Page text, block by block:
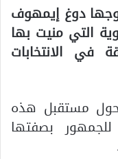
دوغ إيمهوف
التي منيت بها
في الانتخابات
حول مستقبل هذه
بصفتها